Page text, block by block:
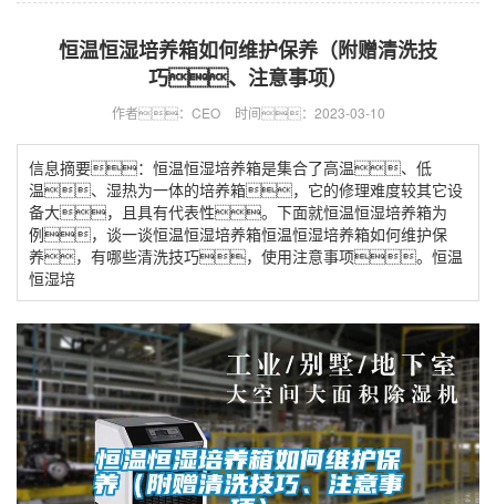
恒温恒湿培养箱如何维护保养（附赠清洗技
巧、注意事项）
作者：CEO 时间：2023-03-10
信息摘要：恒温恒湿培养箱是集合了高温、低
温、湿热为一体的培养箱，它的修理难度较其它设
备大，且具有代表性。下面就恒温恒湿培养箱为
例，谈一谈恒温恒湿培养箱恒温恒湿培养箱如何维护保
养，有哪些清洗技巧，使用注意事项。恒温
恒湿培